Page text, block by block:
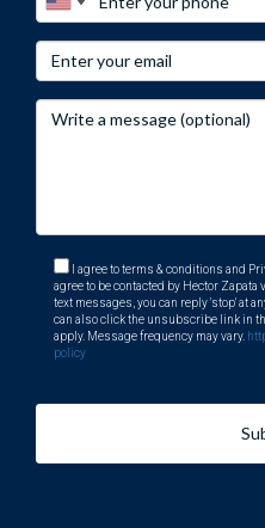
I agree to terms & conditions and
agree to be contacted by Hector Zapata
text messages, you can reply 'stop' at
can also click the unsubscribe link in
apply. Message frequency may vary.
policy